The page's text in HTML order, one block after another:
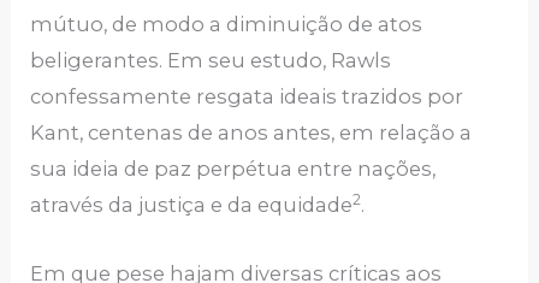
mútuo, de modo a diminuição de atos
beligerantes. Em seu estudo, Rawls
confessamente resgata ideais trazidos por
Kant, centenas de anos antes, em relação a
sua ideia de paz perpétua entre nações,
através da justiça e da equidade2.
Em que pese hajam diversas críticas aos